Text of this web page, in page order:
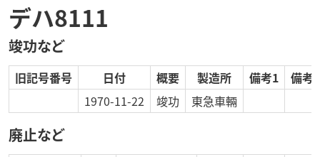
デハ8111
竣功など
旧記号番号 日付 概要 製造所 備考1
備考2
1970-11-22
竣功 東急車輛
廃止など